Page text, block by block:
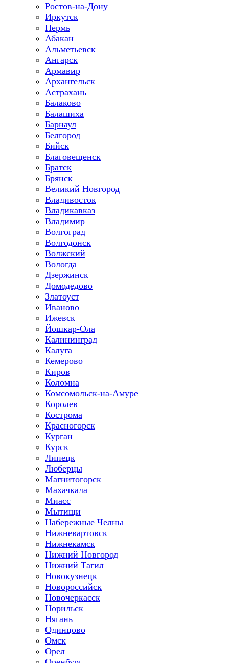
Ростов-на-Дону
Иркутск
Пермь
Абакан
Альметьевск
Ангарск
Армавир
Архангельск
Астрахань
Балаково
Балашиха
Барнаул
Белгород
Бийск
Благовещенск
Братск
Брянск
Великий Новгород
Владивосток
Владикавказ
Владимир
Волгоград
Волгодонск
Волжский
Вологда
Дзержинск
Домодедово
Златоуст
Иваново
Ижевск
Йошкар-Ола
Калининград
Калуга
Кемерово
Киров
Коломна
Комсомольск-на-Амуре
Королев
Кострома
Красногорск
Курган
Курск
Липецк
Люберцы
Магнитогорск
Махачкала
Миасс
Мытищи
Набережные Челны
Нижневартовск
Нижнекамск
Нижний Новгород
Нижний Тагил
Новокузнецк
Новороссийск
Новочеркасск
Норильск
Нягань
Одинцово
Омск
Орел